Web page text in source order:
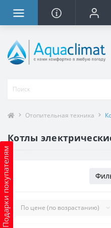
Подарки покупателям
Отопительная техника
Котлы